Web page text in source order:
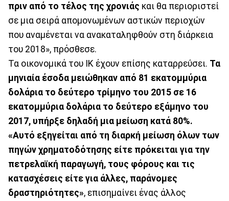
πριν από το τέλος της χρονιάς και θα περιοριστεί
σε μια σειρά απομονωμένων αστικών περιοχών
που αναμένεται να ανακαταληφθούν στη διάρκεια
του 2018», πρόσθεσε.
Τα οικονομικά του ΙΚ έχουν επίσης καταρρεύσει. Τα
μηνιαία έσοδα μειώθηκαν από 81 εκατομμύρια
δολάρια το δεύτερο τρίμηνο του 2015 σε 16
εκατομμύρια δολάρια το δεύτερο εξάμηνο του
2017, υπήρξε δηλαδή μια μείωση κατά 80%.
«Αυτό εξηγείται από τη διαρκή μείωση όλων των
πηγών χρηματοδότησης είτε πρόκειται για την
πετρελαϊκή παραγωγή, τους φόρους και τις
κατασχέσεις είτε για άλλες, παράνομες
δραστηριότητες», επισημαίνει ένας άλλος